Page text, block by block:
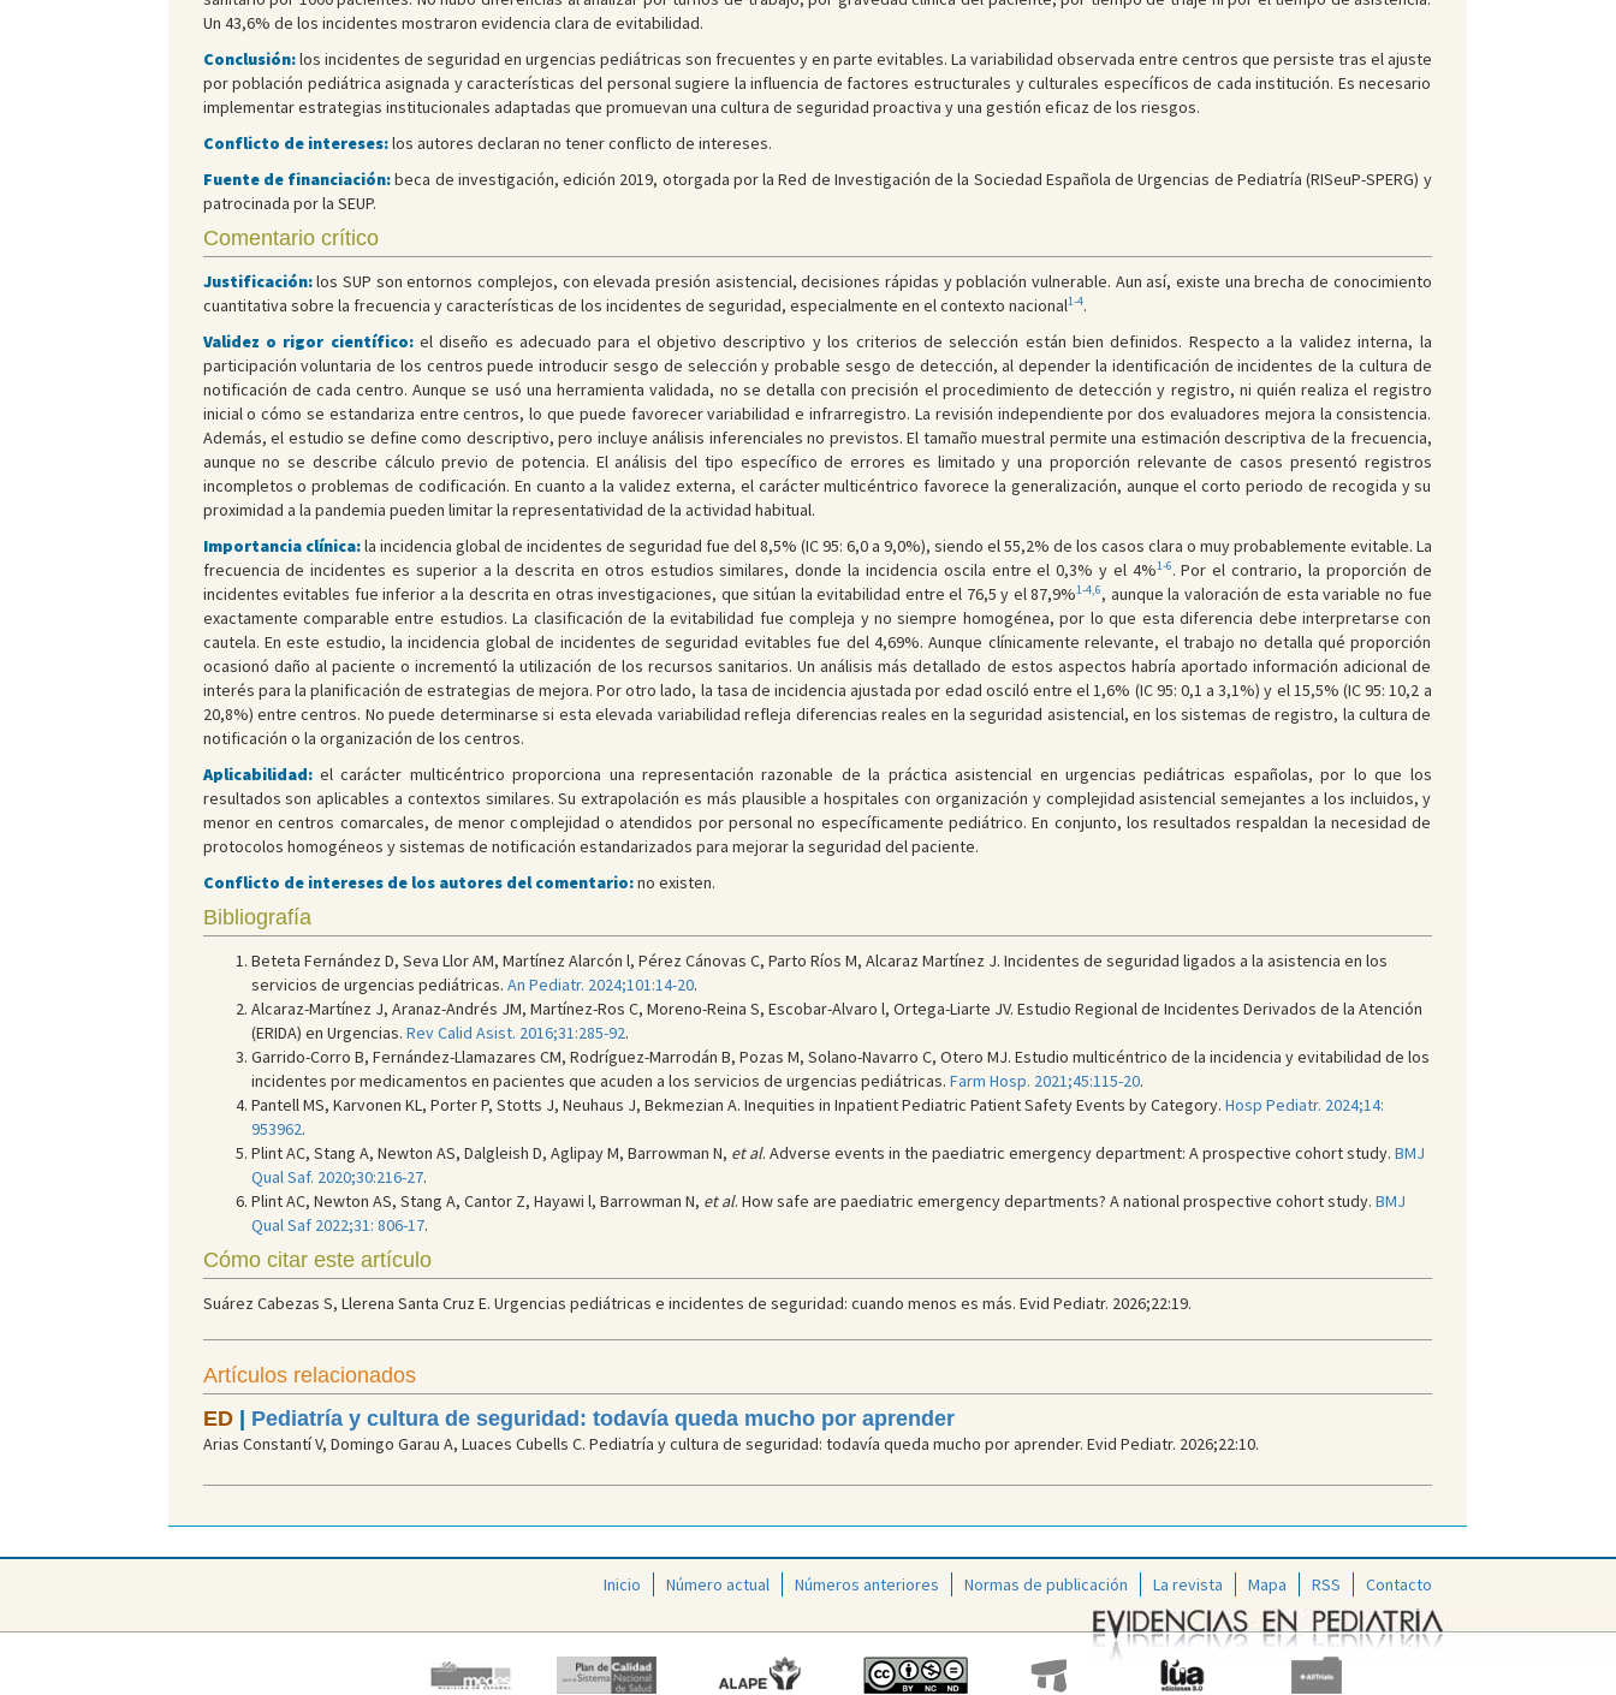
Un 43,6% de los incidentes mostraron evidencia clara de evitabilidad.
Conclusión:los incidentes de seguridad en urgencias pediátricas son frecuentes y en parte evitables. La variabilidad observada entre centros que persiste tras el ajuste
por población pediátrica asignada y características del personal sugiere la influencia de factores estructurales y culturales específicos de cada institución. Es necesario
implementar estrategias institucionales adaptadas que promuevan una cultura de seguridad proactiva y una gestión eficaz de los riesgos.
Conflicto de intereses:los autores declaran no tener conflicto de intereses.
Fuente de financiación:beca de investigación, edición 2019, otorgada por la Red de Investigación de la Sociedad Española de Urgencias de Pediatría (RISeuP-SPERG) y
patrocinada por la SEUP.
Comentario crítico
Justificación:los SUP son entornos complejos, con elevada presión asistencial, decisiones rápidas y población vulnerable. Aun así, existe una brecha de conocimiento
cuantitativa sobre la frecuencia y características de los incidentes de seguridad, especialmente en el contexto nacional1-4.
Validez o rigor científico:el diseño es adecuado para el objetivo descriptivo y los criterios de selección están bien definidos. Respecto a la validez interna, la
participación voluntaria de los centros puede introducir sesgo de selección y probable sesgo de detección, al depender la identificación de incidentes de la cultura de
notificación de cada centro. Aunque se usó una herramienta validada, no se detalla con precisión el procedimiento de detección y registro, ni quién realiza el registro
inicial o cómo se estandariza entre centros, lo que puede favorecer variabilidad e infrarregistro. La revisión independiente por dos evaluadores mejora la consistencia.
Además, el estudio se define como descriptivo, pero incluye análisis inferenciales no previstos. El tamaño muestral permite una estimación descriptiva de la frecuencia,
aunque no se describe cálculo previo de potencia. El análisis del tipo específico de errores es limitado y una proporción relevante de casos presentó registros
incompletos o problemas de codificación. En cuanto a la validez externa, el carácter multicéntrico favorece la generalización, aunque el corto periodo de recogida y su
proximidad a la pandemia pueden limitar la representatividad de la actividad habitual.
Importancia clínica:la incidencia global de incidentes de seguridad fue del 8,5% (IC 95: 6,0 a 9,0%), siendo el 55,2% de los casos clara o muy probablemente evitable. La
frecuencia de incidentes es superior a la descrita en otros estudios similares, donde la incidencia oscila entre el 0,3% y el 4%1-6. Por el contrario, la proporción de
incidentes evitables fue inferior a la descrita en otras investigaciones, que sitúan la evitabilidad entre el 76,5 y el 87,9%1-4,6, aunque la valoración de esta variable no fue
exactamente comparable entre estudios. La clasificación de la evitabilidad fue compleja y no siempre homogénea, por lo que esta diferencia debe interpretarse con
cautela. En este estudio, la incidencia global de incidentes de seguridad evitables fue del 4,69%. Aunque clínicamente relevante, el trabajo no detalla qué proporción
ocasionó daño al paciente o incrementó la utilización de los recursos sanitarios. Un análisis más detallado de estos aspectos habría aportado información adicional de
interés para la planificación de estrategias de mejora. Por otro lado, la tasa de incidencia ajustada por edad osciló entre el 1,6% (IC 95: 0,1 a 3,1%) y el 15,5% (IC 95: 10,2 a
20,8%) entre centros. No puede determinarse si esta elevada variabilidad refleja diferencias reales en la seguridad asistencial, en los sistemas de registro, la cultura de
notificación o la organización de los centros.
Aplicabilidad:el carácter multicéntrico proporciona una representación razonable de la práctica asistencial en urgencias pediátricas españolas, por lo que los
resultados son aplicables a contextos similares. Su extrapolación es más plausible a hospitales con organización y complejidad asistencial semejantes a los incluidos, y
menor en centros comarcales, de menor complejidad o atendidos por personal no específicamente pediátrico. En conjunto, los resultados respaldan la necesidad de
protocolos homogéneos y sistemas de notificación estandarizados para mejorar la seguridad del paciente.
Conflicto de intereses de los autores del comentario:no existen.
Bibliografía
Beteta Fernández D, Seva Llor AM, Martínez Alarcón l, Pérez Cánovas C, Parto Ríos M, Alcaraz Martínez J. Incidentes de seguridad ligados a la asistencia en los
servicios de urgencias pediátricas. An Pediatr. 2024;101:14-20.
Alcaraz-Martínez J, Aranaz-Andrés JM, Martínez-Ros C, Moreno-Reina S, Escobar-Alvaro l, Ortega-Liarte JV. Estudio Regional de Incidentes Derivados de la Atención
(ERIDA) en Urgencias. Rev Calid Asist. 2016;31:285-92.
Garrido-Corro B, Fernández-Llamazares CM, Rodríguez-Marrodán B, Pozas M, Solano-Navarro C, Otero MJ. Estudio multicéntrico de la incidencia y evitabilidad de los
incidentes por medicamentos en pacientes que acuden a los servicios de urgencias pediátricas. Farm Hosp. 2021;45:115-20.
Pantell MS, Karvonen KL, Porter P, Stotts J, Neuhaus J, Bekmezian A. Inequities in Inpatient Pediatric Patient Safety Events by Category. Hosp Pediatr. 2024;14:
953962.
Plint AC, Stang A, Newton AS, Dalgleish D, Aglipay M, Barrowman N, et al. Adverse events in the paediatric emergency department: A prospective cohort study. BMJ
Qual Saf. 2020;30:216-27.
Plint AC, Newton AS, Stang A, Cantor Z, Hayawi l, Barrowman N, et al. How safe are paediatric emergency departments? A national prospective cohort study. BMJ
Qual Saf 2022;31: 806-17.
Cómo citar este artículo
Suárez Cabezas S, Llerena Santa Cruz E. Urgencias pediátricas e incidentes de seguridad: cuando menos es más. Evid Pediatr. 2026;22:19.
Artículos relacionados
ED| Pediatría y cultura de seguridad: todavía queda mucho por aprender
Arias Constantí V, Domingo Garau A, Luaces Cubells C. Pediatría y cultura de seguridad: todavía queda mucho por aprender. Evid Pediatr. 2026;22:10.
Inicio Número actual Números anteriores Normas de publicación La revista Mapa RSS Contacto